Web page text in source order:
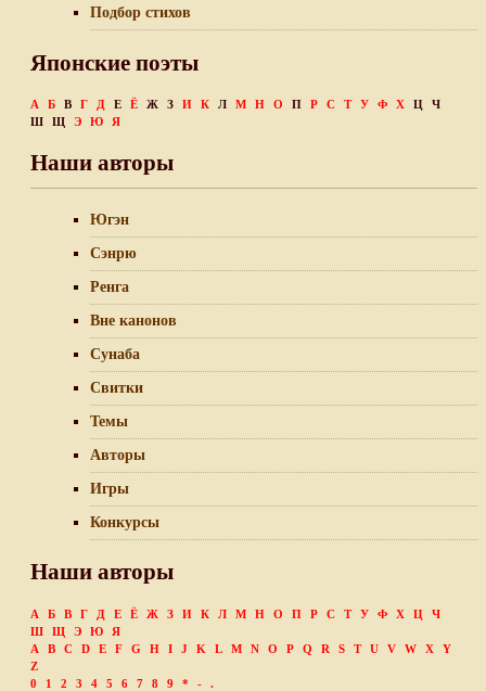
Подбор стихов
Японские поэты
А Б В Г Д Е Ё Ж З И К Л М Н О П Р С Т У Ф Х Ц
Ч
Ш
Щ Э Ю Я
Наши авторы
Югэн
Сэнрю
Ренга
Вне канонов
Сунаба
Свитки
Темы
Авторы
Игры
Конкурсы
Наши авторы
А Б В Г Д Е Ё Ж З И К Л М Н О П Р С Т У Ф Х Ц
Ч
Ш
Щ Э Ю
Я
A
B C D E F G H I J K L M N O P Q R S T U V W X
Y
Z
0
1 2 3 4 5 6 7 8 9 * - .